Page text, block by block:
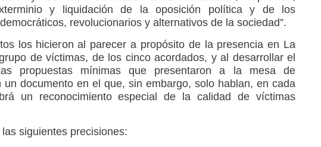
y liquidación de la oposición política y de los
revolucionarios y alternativos de la sociedad”.
los hicieron al parecer a propósito de la presencia en La
de víctimas, de los cinco acordados, y al desarrollar el
propuestas mínimas que presentaron a la mesa de
un documento en el que, sin embargo, solo hablan, en cada
un reconocimiento especial de la calidad de víctimas
siguientes precisiones: